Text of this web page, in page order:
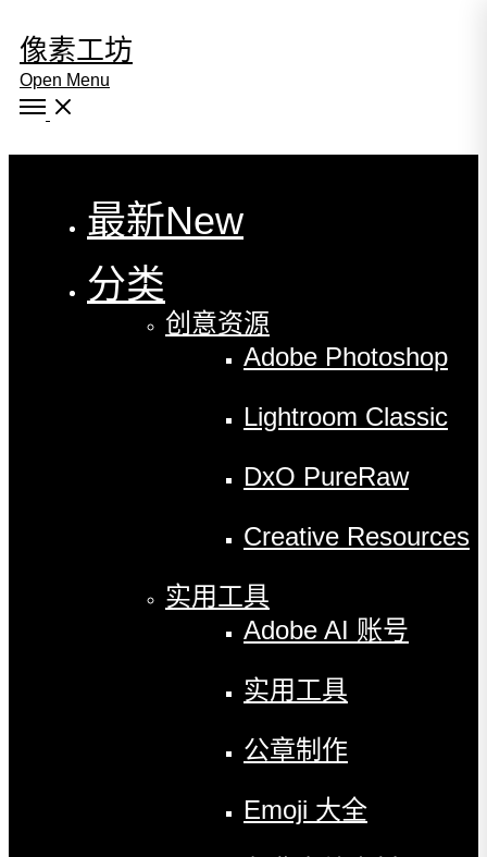
像素工坊
Open Menu
最新New
分类
创意资源
Adobe Photoshop
Lightroom Classic
DxO PureRaw
Creative Resources
实用工具
Adobe AI 账号
实用工具
公章制作
Emoji 大全